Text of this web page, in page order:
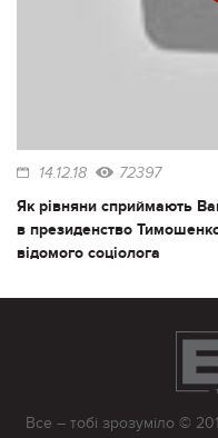
14.12.18 72397
Як рівняни сприймають
в президенство
відомого соціолога
Все – тобі зрозуміло ©